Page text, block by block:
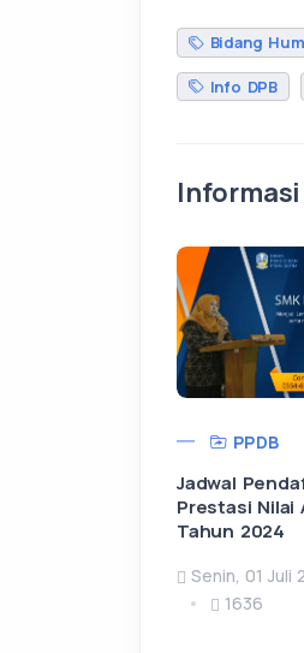
Bidang
Info DPB
PPDB
Jadwal
Prestasi Nilai
Tahun 2024
Senin, 01 Juli
1636